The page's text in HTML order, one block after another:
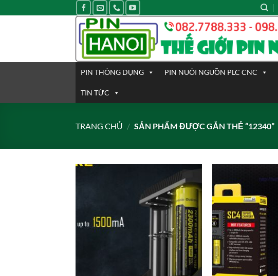
qua
PIN THÔNG DỤNG PIN NUÔI NGUỒN PLC CNC
TIN TỨC
TRANG CHỦ / SẢN PHẨM ĐƯỢC GẮN THẺ “12340”